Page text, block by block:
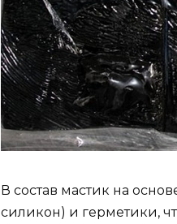
В состав мастик на
силикон) и герметики,